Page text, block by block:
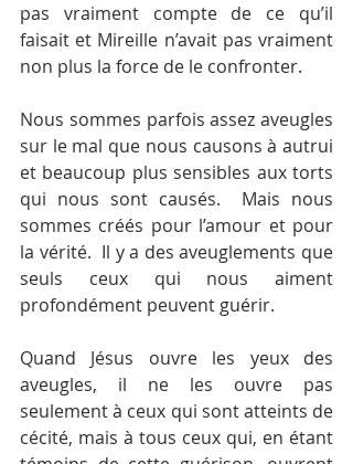
pas vraiment compte de ce qu’il
faisait et Mireille n’avait pas vraiment
non plus la force de le confronter.
Nous sommes parfois assez aveugles
sur le mal que nous causons à autrui
et beaucoup plus sensibles aux torts
qui nous sont causés.  Mais nous
sommes créés pour l’amour et pour
la vérité.  Il y a des aveuglements que
seuls ceux qui nous aiment
profondément peuvent guérir.
Quand Jésus ouvre les yeux des
aveugles, il ne les ouvre pas
seulement à ceux qui sont atteints de
cécité, mais à tous ceux qui, en étant